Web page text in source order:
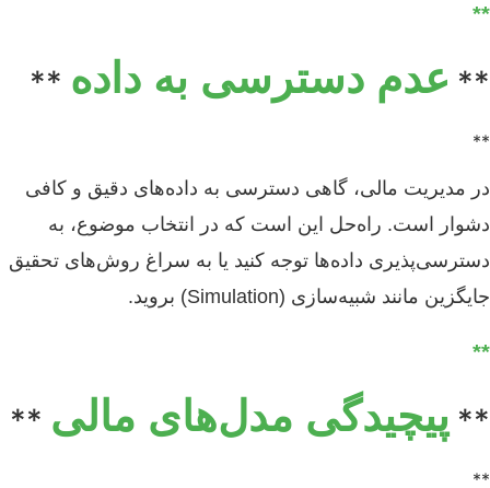
**
** عدم دسترسی به داده **
**
در مدیریت مالی، گاهی دسترسی به داده‌های دقیق و کافی
دشوار است. راه‌حل این است که در انتخاب موضوع، به
دسترسی‌پذیری داده‌ها توجه کنید یا به سراغ روش‌های تحقیق
جایگزین مانند شبیه‌سازی (Simulation) بروید.
**
** پیچیدگی مدل‌های مالی **
**